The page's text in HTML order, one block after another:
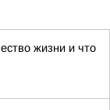
жизни и что